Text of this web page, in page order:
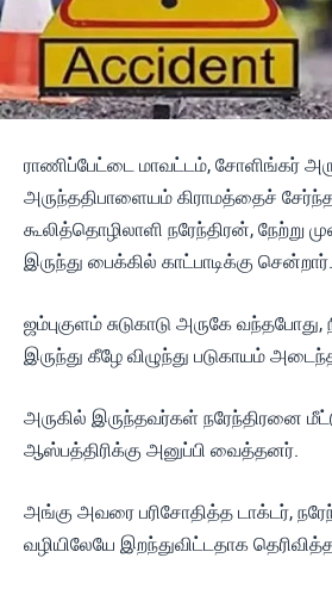
ராணிப்பேட்டை மாவட்டம், சோளிங்கர்
அருந்ததிபாளையம் கிராமத்தைச்
கூலித்தொழிலாளி நரேந்திரன், நேற்று
இருந்து பைக்கில் காட்பாடிக்கு சென்றார்.
ஜம்புகுளம் சுடுகாடு அருகே
இருந்து கீழே விழுந்து படுகாயம்
அருகில் இருந்தவர்கள் நரேந்திரனை
ஆஸ்பத்திரிக்கு அனுப்பி வைத்தனர்.
அங்கு அவரை பரிசோதித்த டாக்டர்,
வழியிலேயே இறந்துவிட்டதாக